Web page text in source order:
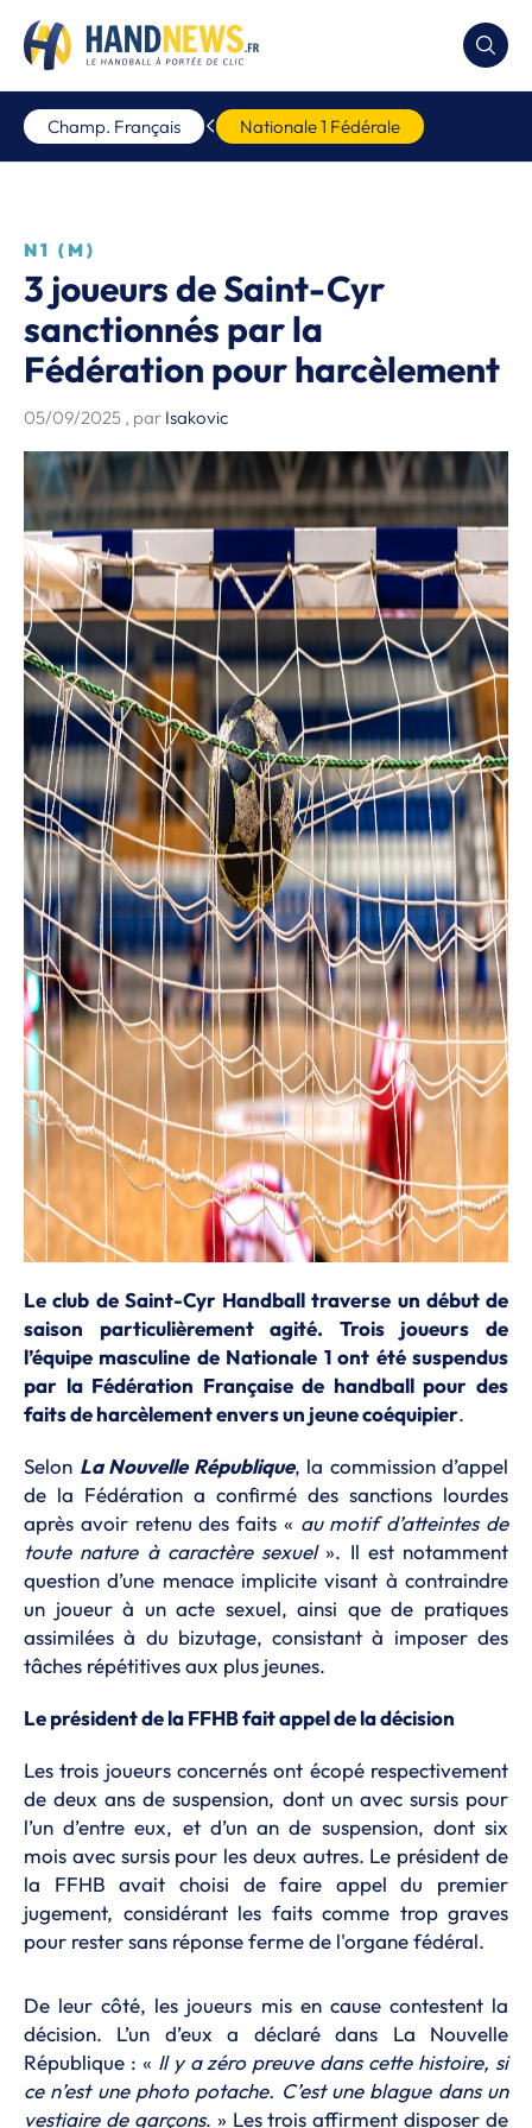
Champ. Français Nationale 1 Fédérale
N1 (M)
3 joueurs de Saint-Cyr
sanctionnés par la
Fédération pour harcèlement
05/09/2025 , par Isakovic
Le club de Saint-Cyr Handball traverse un début de
saison particulièrement agité. Trois joueurs de
l’équipe masculine de Nationale 1 ont été suspendus
par la Fédération Française de handball pour des
faits de harcèlement envers un jeune coéquipier.
Selon La Nouvelle République, la commission d’appel
de la Fédération a confirmé des sanctions lourdes
après avoir retenu des faits « au motif d’atteintes de
toute nature à caractère sexuel». Il est notamment
question d’une menace implicite visant à contraindre
un joueur à un acte sexuel, ainsi que de pratiques
assimilées à du bizutage, consistant à imposer des
tâches répétitives aux plus jeunes.
Le président de la FFHB fait appel de la décision
Les trois joueurs concernés ont écopé respectivement
de deux ans de suspension, dont un avec sursis pour
l’un d’entre eux, et d’un an de suspension, dont six
mois avec sursis pour les deux autres. Le président de
la FFHB avait choisi de faire appel du premier
jugement, considérant les faits comme trop graves
pour rester sans réponse ferme de l'organe fédéral.
De leur côté, les joueurs mis en cause contestent la
décision. L’un d’eux a déclaré dans La Nouvelle
République : « Il y a zéro preuve dans cette histoire, si
ce n’est une photo potache. C’est une blague dans un
vestiaire de garçons. » Les trois affirment disposer de